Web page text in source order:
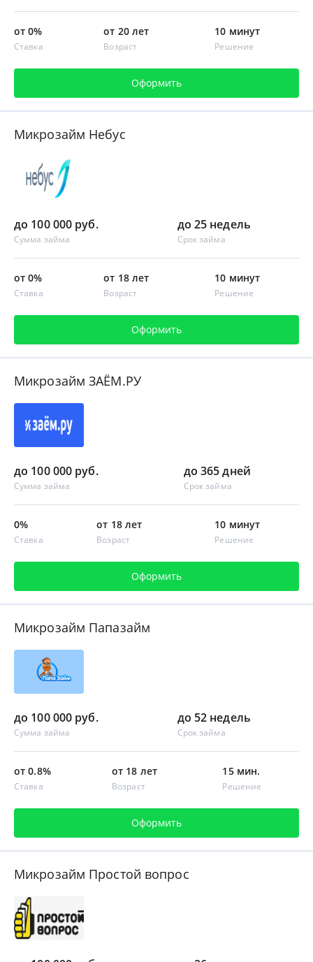
от 0%
Ставка
от 20 лет
Возраст
10 минут
Решение
Оформить
Микрозайм Небус
до 100 000 руб.
Сумма займа
до 25 недель
Срок займа
от 0%
Ставка
от 18 лет
Возраст
10 минут
Решение
Оформить
Микрозайм ЗАЁМ.РУ
до 100 000 руб.
Сумма займа
до 365 дней
Срок займа
0%
Ставка
от 18 лет
Возраст
10 минут
Решение
Оформить
Микрозайм Папазайм
до 100 000 руб.
Сумма займа
до 52 недель
Срок займа
от 0.8%
Ставка
от 18 лет
Возраст
15 мин.
Решение
Оформить
Микрозайм Простой вопрос